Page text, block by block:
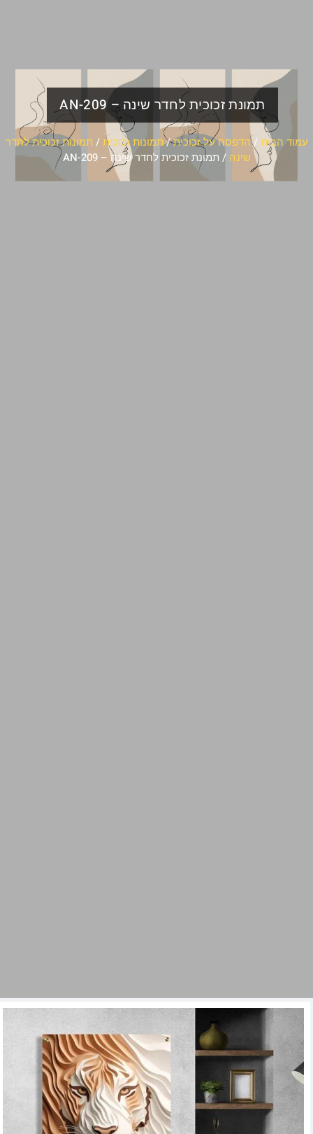
תמונת זכוכית לחדר שינה – AN-209
עמוד הבית /הדפסה על זכוכית/תמונות זכוכית/ תמונות זכוכית לחדר
שינה / תמונת זכוכית לחדר שינה – AN-209